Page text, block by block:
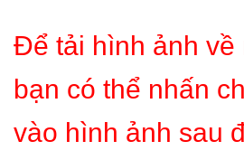
Để tải hình ảnh về
bạn có thể nhấn
vào hình ảnh sau